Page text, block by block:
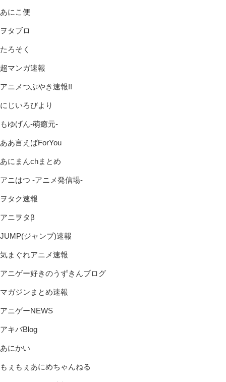
あにこ便
ヲタブロ
たろそく
超マンガ速報
アニメつぶやき速報!!
にじいろびより
もゆげん-萌癒元-
ああ言えばForYou
あにまんchまとめ
アニはつ -アニメ発信場-
ヲタク速報
アニヲタβ
JUMP(ジャンプ)速報
気まぐれアニメ速報
アニゲー好きのうずきんブログ
マガジンまとめ速報
アニゲーNEWS
アキバBlog
あにかい
もぇもぇあにめちゃんねる